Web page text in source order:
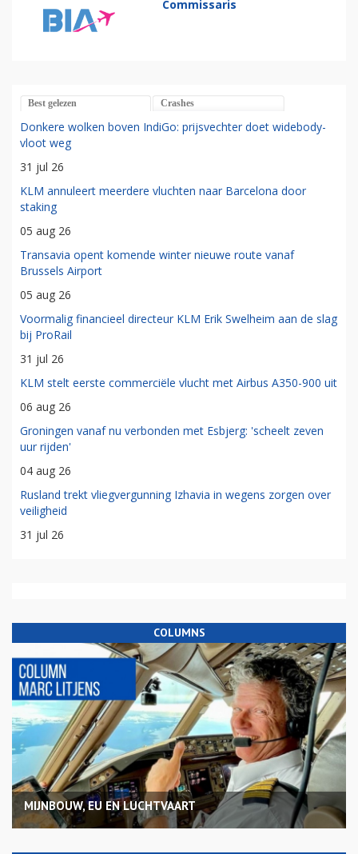
Commissaris
Best gelezen Crashes
Donkere wolken boven IndiGo: prijsvechter doet widebody-
vloot weg
31 jul 26
KLM annuleert meerdere vluchten naar Barcelona door
staking
05 aug 26
Transavia opent komende winter nieuwe route vanaf
Brussels Airport
05 aug 26
Voormalig financieel directeur KLM Erik Swelheim aan de slag
bij ProRail
31 jul 26
KLM stelt eerste commerciële vlucht met Airbus A350-900 uit
06 aug 26
Groningen vanaf nu verbonden met Esbjerg: 'scheelt zeven
uur rijden'
04 aug 26
Rusland trekt vliegvergunning Izhavia in wegens zorgen over
veiligheid
31 jul 26
COLUMNS
MIJNBOUW, EU EN LUCHTVAART